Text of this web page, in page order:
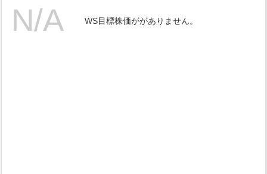
WS目標株価ががありません。